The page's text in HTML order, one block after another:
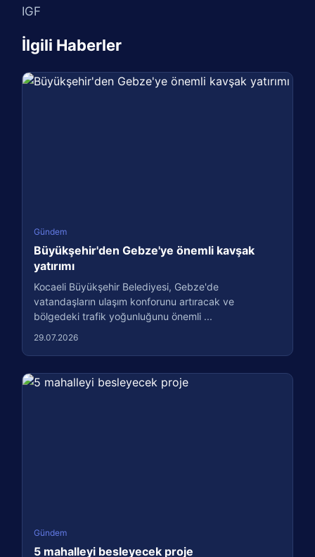
IGF
İlgili Haberler
Gündem
Büyükşehir'den Gebze'ye önemli kavşak
yatırımı
Kocaeli Büyükşehir Belediyesi, Gebze'de
vatandaşların ulaşım konforunu artıracak ve
bölgedeki trafik yoğunluğunu önemli ...
29.07.2026
Gündem
5 mahalleyi besleyecek proje